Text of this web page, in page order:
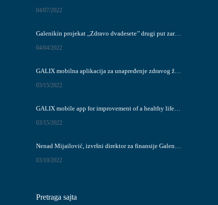
04/07/2022
Galenikin projekat ,,Zdravo dvadesete’’ drugi put zaredom dobitnik Disrupt priznanja
04/04/2022
03/15/2022
03/15/2022
03/10/2022
Pretraga sajta